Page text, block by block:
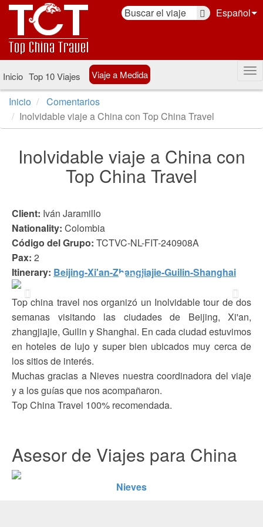
Español
Inicio Top 10 Viajes Viaje a Medida
Inicio
Comentarios
Inolvidable viaje a China con Top China Travel
Inolvidable viaje a China con
Top China Travel
Client: Iván Jaramillo
Nationality: Colombia
Código del Grupo: TCTVC-NL-FIT-240908A
Pax: 2
Itinerary: Beijing-Xi'an-Zhangjiajie-Guilin-Shanghai
Previous Next
Top china travel nos organizó un Inolvidable tour de dos
semanas visitando las ciudades de Beijing, Xi'an,
zhangjiajie, Guilin y Shanghai. En cada ciudad estuvimos
en hoteles de lujo y super bien ubicados muy cerca de
los sitios de interés.
Muchas gracias a Nieves nuestra coordinadora del viaje
y a los guías que nos acompañaron.
Top China Travel 100% recomendada.
Asesor de Viajes para China
Nieves